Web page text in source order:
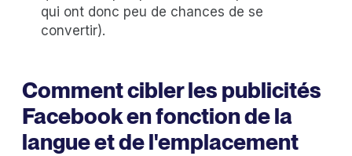
qui ont donc peu de chances de se
convertir).
Comment cibler les publicités
Facebook en fonction de la
langue et de l'emplacement